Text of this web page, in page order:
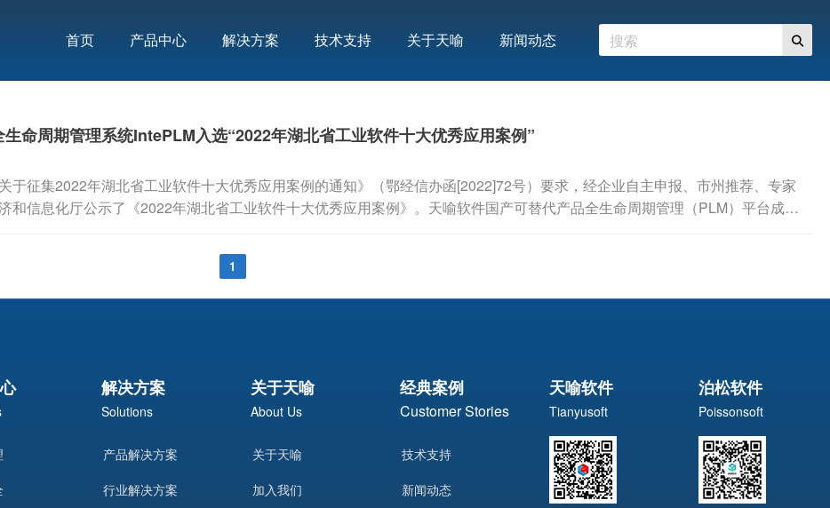
首页 产品中心 解决方案 技术支持 关于天喻 新闻动态
命周期管理系统IntePLM入选“2022年湖北省工业软件十大优秀应用案例”
于征集2022年湖北省工业软件十大优秀应用案例的通知》（鄂经信办函[2022]72号）要求，经企业自主申报、市州推荐、专家
和信息化厅公示了《2022年湖北省工业软件十大优秀应用案例》。天喻软件国产可替代产品全生命周期管理（PLM）平台成功
1
解决方案
Solutions
关于天喻
About Us
经典案例
Customer Stories
天喻软件
Tianyusoft
泊松软件
Poissonsoft
产品解决方案
行业解决方案
关于天喻
加入我们
技术支持
新闻动态